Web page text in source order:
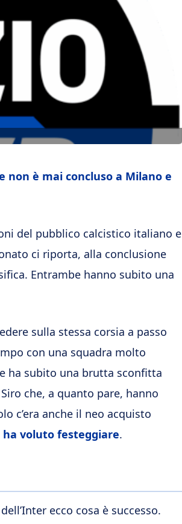
è mai concluso a Milano e
del pubblico calcistico italiano e
ci riporta, alla conclusione
Entrambe hanno subito una
sulla stessa corsia a passo
con una squadra molto
ha subito una brutta sconfitta
che, a quanto pare, hanno
c’era anche il neo acquisto
ha voluto festeggiare.
ecco cosa è successo.